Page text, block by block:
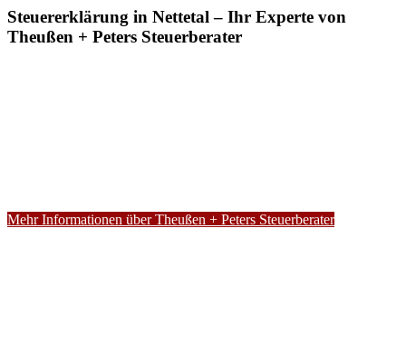
Steuererklärung in Nettetal – Ihr Experte von
Theußen + Peters Steuerberater
Mehr Informationen über Theußen + Peters Steuerberater